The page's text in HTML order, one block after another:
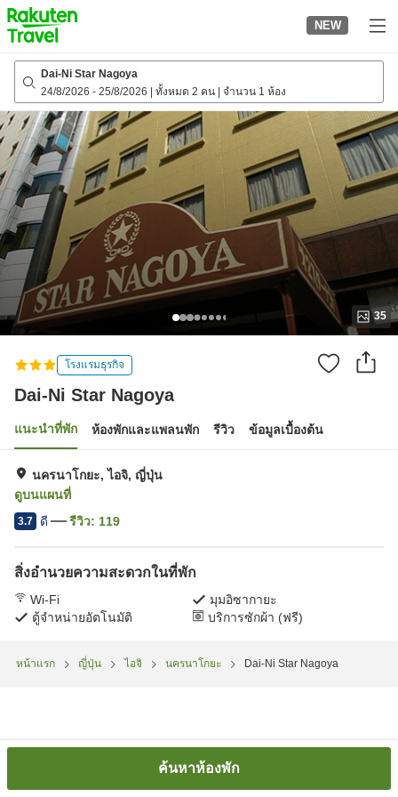
to
top
page
NEW
Dai-Ni Star Nagoya
24/8/2026 - 25/8/2026 ทั้งหมด 2 คน จำนวน 1 ห้อง
35
โรงแรมธุรกิจ
Dai-Ni Star Nagoya
แนะนำที่พัก ห้องพักและแพลนพัก รีวิว ข้อมูลเบื้องต้น
นครนาโกยะ, ไอจิ, ญี่ปุ่น
ดูบนแผนที่
3.7 ดี รีวิว: 119
สิ่งอำนวยความสะดวกในที่พัก
Wi-Fi
มุมอิซากายะ
ตู้จำหน่ายอัตโนมัติ
บริการซักผ้า (ฟรี)
หน้าแรก ญี่ปุ่น ไอจิ นครนาโกยะ Dai-Ni Star Nagoya
ค้นหาห้องพัก